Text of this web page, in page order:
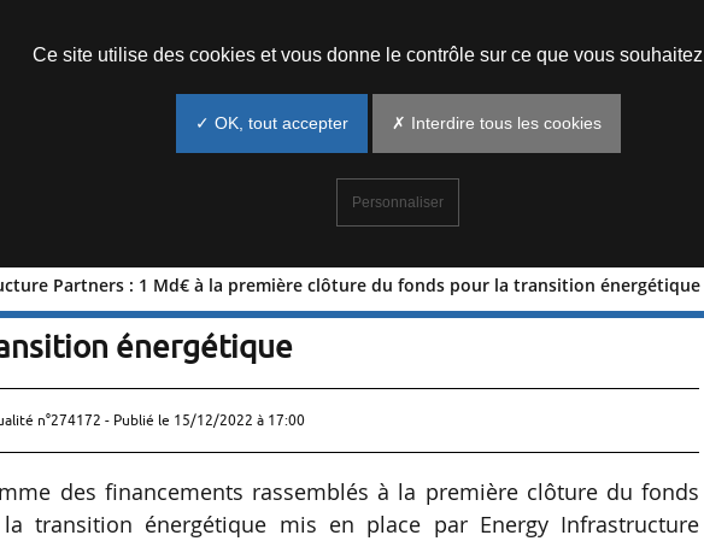
Partners : 1 Md€ à la première clôture du fonds pour la transition énergétique
Partners : 1 Md€ à la première clôture du
énergétique
n°274172 - Publié le 15/12/2022 à 17:00
des financements rassemblés à la première clôture du fonds
la transition énergétique mis en place par Energy Infrastructure
Ce site utilise des cookies et vous donne le contrôle sur ce que vous
✓ OK, tout accepter ✗ Interdire tous les cookies
Personnaliser